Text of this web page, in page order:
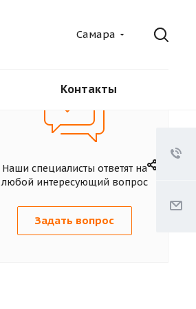
Самара
Контакты
Наши специалисты ответят на
любой интересующий вопрос
Задать вопрос